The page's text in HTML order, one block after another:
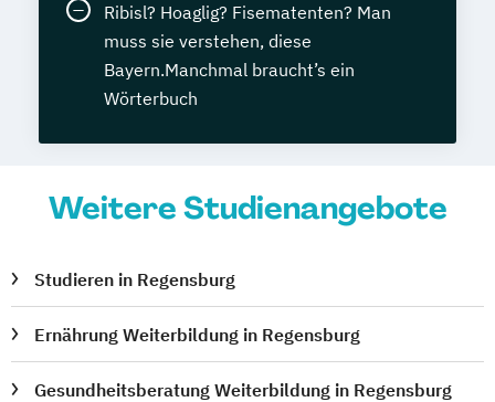
Ribisl? Hoaglig? Fisematenten? Man
muss sie verstehen, diese
Bayern.Manchmal braucht’s ein
Wörterbuch
Weitere Studienangebote
Studieren in Regensburg
Ernährung Weiterbildung in Regensburg
Gesundheitsberatung Weiterbildung in Regensburg